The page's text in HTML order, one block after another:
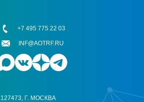
127473, Г. МОСКВА
+7 495 775 22 03
INF@AOTRF.RU